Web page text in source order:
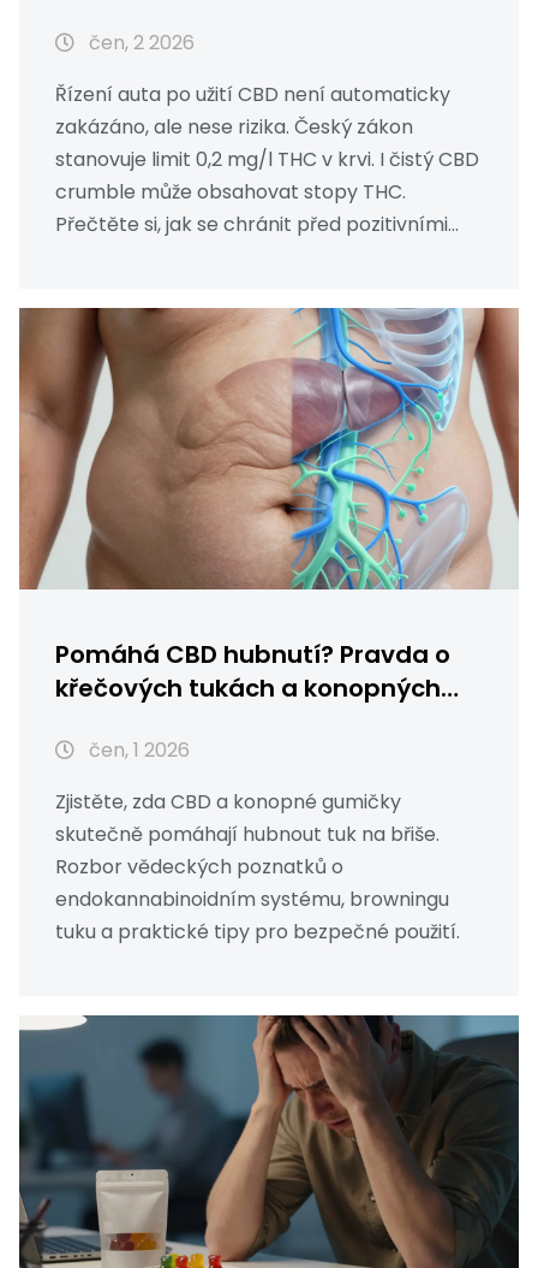
čen, 2 2026
Řízení auta po užití CBD není automaticky
zakázáno, ale nese rizika. Český zákon
stanovuje limit 0,2 mg/l THC v krvi. I čistý CBD
crumble může obsahovat stopy THC.
Přečtěte si, jak se chránit před pozitivními
Pomáhá CBD hubnutí? Pravda o
křečových tukách a konopných
čen, 1 2026
Zjistěte, zda CBD a konopné gumičky
skutečně pomáhají hubnout tuk na břiše.
Rozbor vědeckých poznatků o
endokannabinoidním systému, browningu
tuku a praktické tipy pro bezpečné použití.